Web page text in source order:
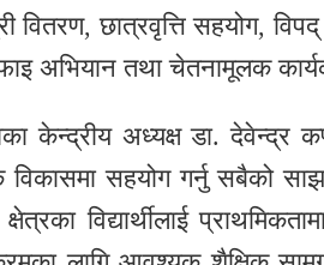
वितरण, छात्रवृत्ति सहयोग,
अभियान तथा चेतनामूलक
केन्द्रीय अध्यक्ष डा. देवेन्द्र
विकासमा सहयोग गर्नु सबैको
विद्यार्थीलाई